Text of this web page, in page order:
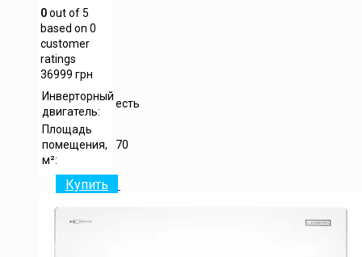
0out of5
based on 0
customer
ratings
36999 грн
Инверторный
двигатель:
есть
Площадь
помещения,
м²:
70
Купить